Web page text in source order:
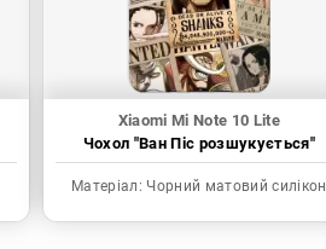
Xiaomi Mi Note 10 Lite
Чохол "Ван Піс розшукується"
Матеріал: Чорний матовий силікон